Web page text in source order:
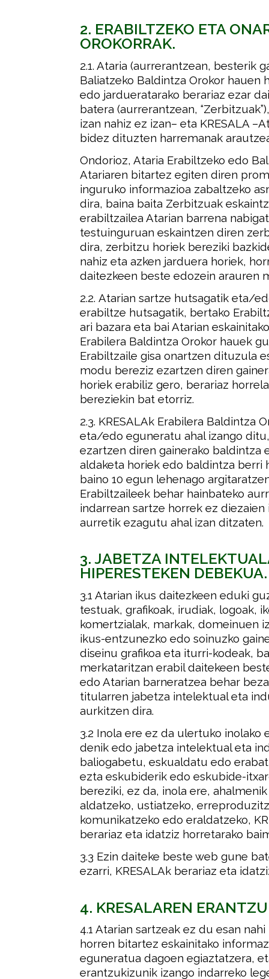
2. ERABILTZEKO ETA
OROKORRAK.
2.1. Ataria (aurrerantzean, besterik
Baliatzeko Baldintza Orokor
edo jardueratarako berariaz ezar
batera (aurrerantzean,
izan nahiz ez izan– eta KRESALA
bidez dituzten harremanak
Ondorioz, Ataria Erabiltzeko edo
Atariaren bitartez egiten diren
inguruko informazioa zabaltzeko
dira, baina baita Zerbitzuak
erabiltzailea Atarian barrena
testuinguruan eskaintzen diren
dira, zerbitzu horiek bereziki
nahiz eta azken jarduera horiek,
daitezkeen beste edozein arauren
2.2. Atarian sartze hutsagatik eta/
erabiltze hutsagatik, bertako
ari bazara eta bai Atarian
Erabilera Baldintza Orokor hauek
Erabiltzaile gisa onartzen dituzula
modu bereziz ezartzen diren
horiek erabiliz gero, berariaz
bereziekin bat etorriz.
2.3. KRESALAk Erabilera Baldintza
eta/edo eguneratu ahal izango
ezartzen diren gainerako
aldaketa horiek edo baldintza berri
baino 10 egun lehenago
Erabiltzaileek behar hainbateko
indarrean sartze horrek ez
aurretik ezagutu ahal izan ditzaten.
3. JABETZA
HIPERESTEKEN DEBEKUA.
3.1 Atarian ikus daitezkeen eduki
testuak, grafikoak, irudiak, logoak,
komertzialak, markak, domeinuen
ikus-entzunezko edo soinuzko
diseinu grafikoa eta iturri-kodeak,
merkataritzan erabil daitekeen
edo Atarian barneratzea behar
titularren jabetza intelektual eta
aurkitzen dira.
3.2 Inola ere ez da ulertuko inolako
denik edo jabetza intelektual eta
baliogabetu, eskualdatu edo
ezta eskubiderik edo eskubide-
bereziki, ez da, inola ere,
aldatzeko, ustiatzeko,
komunikatzeko edo eraldatzeko,
berariaz eta idatziz horretarako
3.3 Ezin daiteke beste web gune
ezarri, KRESALAk berariaz eta
4. KRESALAREN
4.1 Atarian sartzeak ez du esan
horren bitartez eskainitako
eguneratua dagoen egiaztatzera,
erantzukizunik izango indarreko